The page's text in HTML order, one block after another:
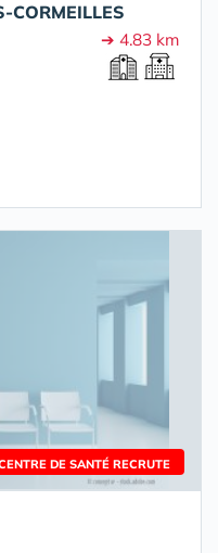
CORMEILLES
➔ 4.83 km
DE SANTÉ RECRUTE